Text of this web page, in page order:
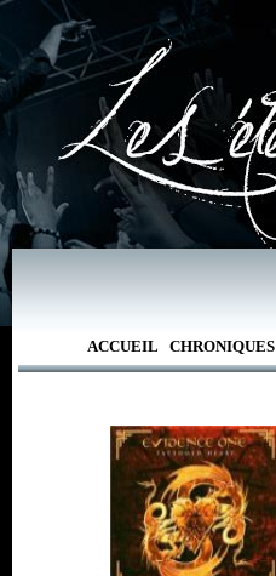
ACCUEIL CHRONIQUES